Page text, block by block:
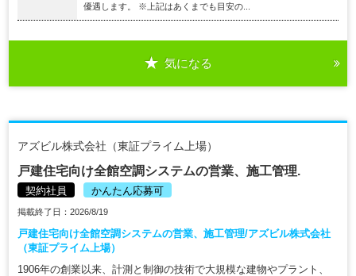
優遇します。 ※上記はあくまでも目安の...
気になる
アズビル株式会社（東証プライム上場）
戸建住宅向け全館空調システムの営業、施工管理.
契約社員 かんたん応募可
掲載終了日：2026/8/19
戸建住宅向け全館空調システムの営業、施工管理/アズビル株式会社
（東証プライム上場）
1906年の創業以来、計測と制御の技術で大規模な建物やプラント、